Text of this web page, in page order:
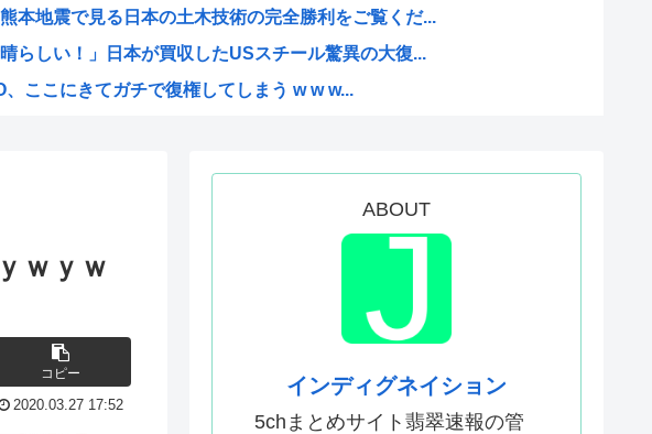
本地震で見る日本の土木技術の完全勝利をご覧くだ...
らしい！」日本が買収したUSスチール驚異の大復...
、ここにきてガチで復権してしまう w w w...
「高市総理の映像を悪用した偽サイトに注意してくだ...
かAIに勝ちそう。「声も「人格の象徴」明記、法...
「原油調達コストはみんなで負担してもらうわよ！」
女性声優H、彗星の如く水着で現れ声優水着界隈をざ...
「フキハラのプロ」高市早苗のほっぺたをプクッと膨...
が今永昇太を睨みつける様子に全米騒然！←「最高の...
ｗｙｗ
コピー
2020.03.27 17:52
ABOUT
インディグネイション
5chまとめサイト翡翠速報の管